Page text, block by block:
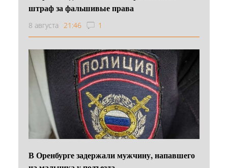
штраф за фальшивые права
8 августа 21:46 1
В Оренбурге задержали мужчину, напавшего